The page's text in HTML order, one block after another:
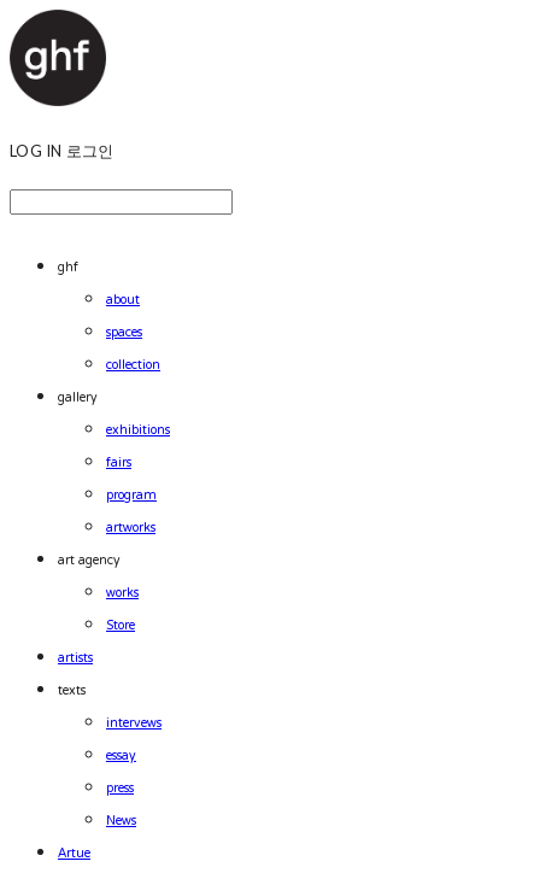
LOG IN 로그인
ghf
about
spaces
collection
gallery
exhibitions
fairs
program
artworks
art agency
works
Store
artists
texts
intervews
essay
press
News
Artue